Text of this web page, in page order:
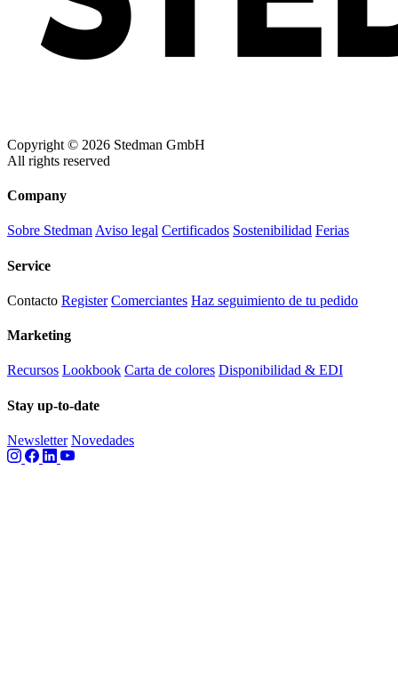
Copyright © 2026 Stedman GmbH
All rights reserved
Company
Sobre StedmanAviso legal Certificados Sostenibilidad Ferias
Service
Contacto Register Comerciantes Haz seguimiento de tu pedido
Marketing
Recursos Lookbook Carta de colores Disponibilidad & EDI
Stay up-to-date
Newsletter Novedades